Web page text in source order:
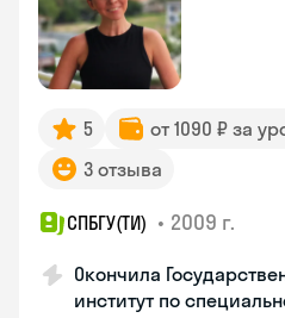
5 от 1090 ₽ за
3 отзыва
СПБГУ(ТИ) • 2009 г.
Окончила
институт по